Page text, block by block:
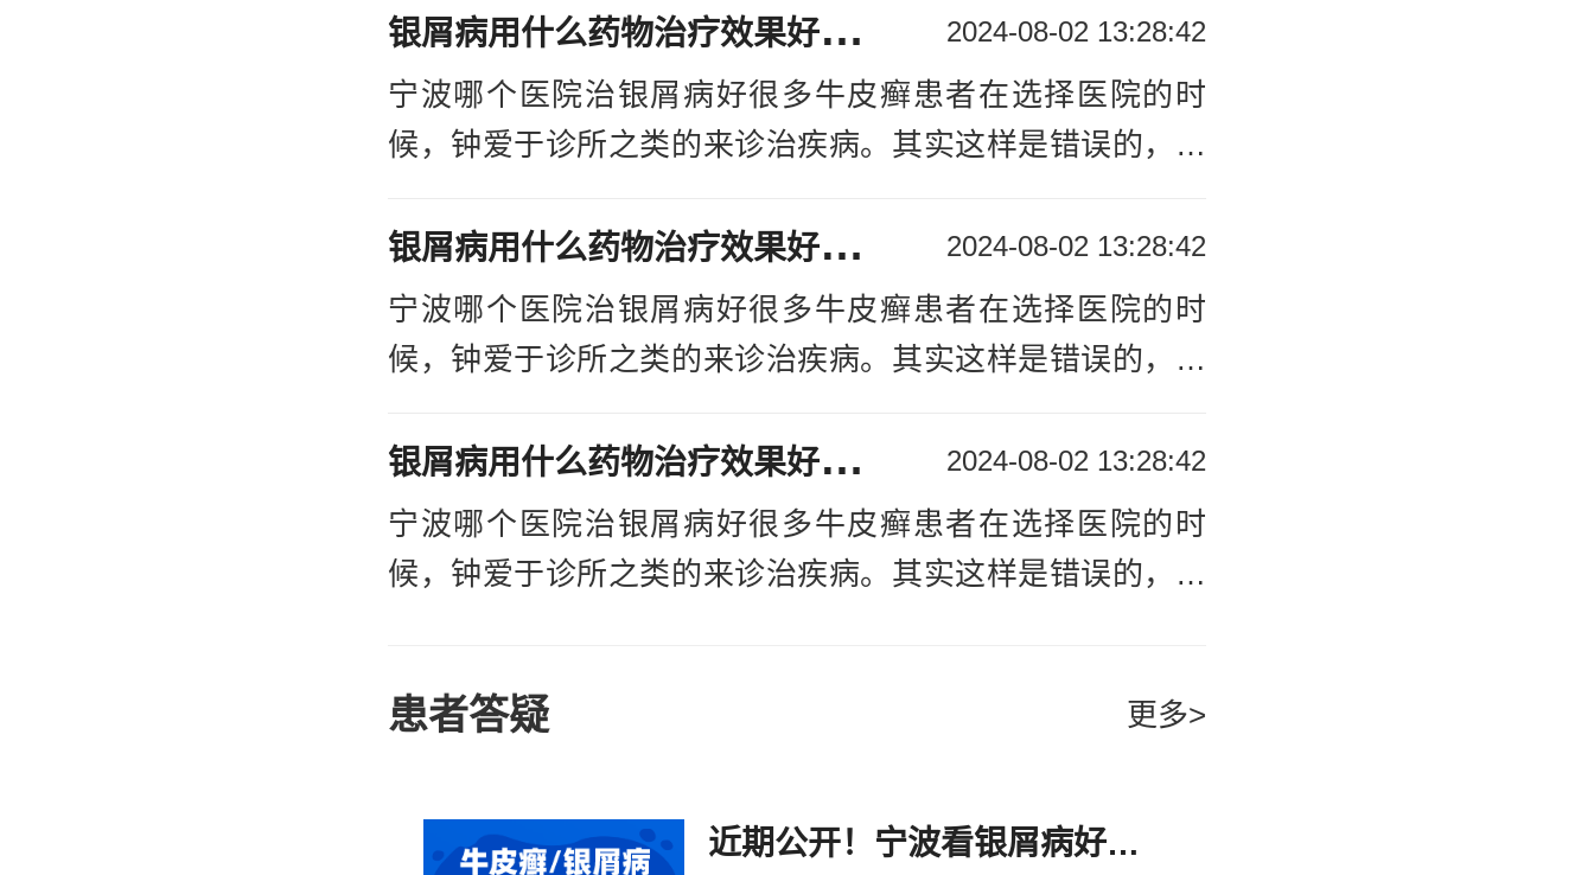
祝所有得了牛皮癣的患者能够早日摆脱牛皮癣的困扰。
癣医院进行医治，这样才能更好的医治牛皮癣宁波银屑病医
院哪家好。关于“宁波市诊治牛皮癣医院哪里好”这道问题，
下面就让我们请宁波华厦牛皮癣医院医生来解析：医院有专
银
屑病用什么药物治疗效果好：银屑病宁波 2024-08-02 13:28:42
宁波哪个医院治银屑病好很多牛皮癣患者在选择医院的时
候，钟爱于诊所之类的来诊治疾病。其实这样是错误的，会
癣医院进行医治，这样才能更好的医治牛皮癣宁波银屑病医
院哪家好。关于“宁波市诊治牛皮癣医院哪里好”这道问题，
下面就让我们请宁波华厦牛皮癣医院医生来解析：医院有专
银
屑病用什么药物治疗效果好：银屑病宁波 2024-08-02 13:28:42
宁波哪个医院治银屑病好很多牛皮癣患者在选择医院的时
候，钟爱于诊所之类的来诊治疾病。其实这样是错误的，会
癣医院进行医治，这样才能更好的医治牛皮癣宁波银屑病医
院哪家好。关于“宁波市诊治牛皮癣医院哪里好”这道问题，
下面就让我们请宁波华厦牛皮癣医院医生来解析：医院有专
银
屑病用什么药物治疗效果好：银屑病宁波 2024-08-02 13:28:42
宁波哪个医院治银屑病好很多牛皮癣患者在选择医院的时
候，钟爱于诊所之类的来诊治疾病。其实这样是错误的，会
院哪家好。关于“宁波市诊治牛皮癣医院哪里好”这道问题，
业的医生团队：拥[详情]
患者答疑 更多>
近期公开！宁波看银屑病好的医院(2月热点)银屑病会引发哪些并发症？